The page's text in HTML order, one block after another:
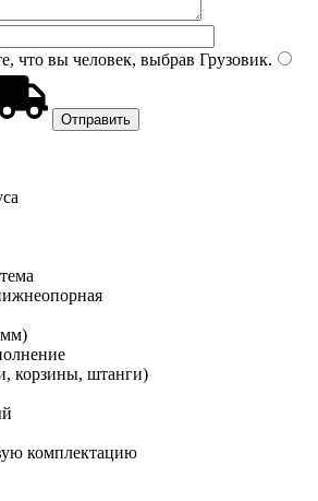
что вы человек, выбрав Грузовик.
корзины, штанги)
комплектацию